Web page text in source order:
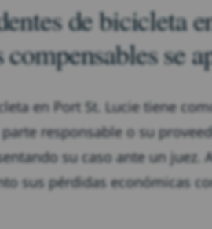
de bicicleta
se
en Port St. Lucie tiene
responsable o su
su caso ante un juez.
sus pérdidas económicas